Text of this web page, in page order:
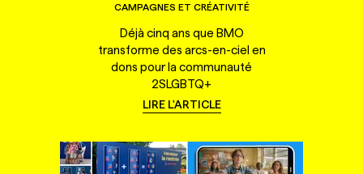
CAMPAGNES ET CRÉATIVITÉ
Déjà cinq ans que BMO
transforme des arcs-en-ciel en
dons pour la communauté
2SLGBTQ+
LIRE L'ARTICLE